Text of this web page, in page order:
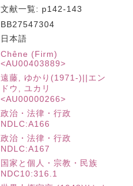
文献一覧: p142-143
BB27547304
日本語
Chêne (Firm)
<AU00403889>
遠藤, ゆかり(1971-)||エン
ドウ, ユカリ
<AU00000266>
政治・法律・行政
NDLC:A166
政治・法律・行政
NDLC:A167
国家と個人・宗教・民族
NDC10:316.1